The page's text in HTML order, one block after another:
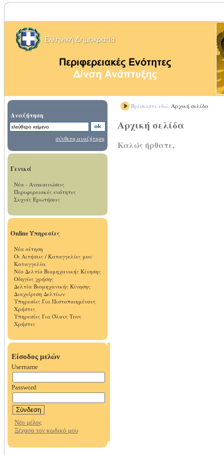
Αναζήτηση
σύνθετη αναζήτηση
Γενικά
Νέα - Ανακοινώσεις
Περιφερειακές ενότητες
Συχνές Ερωτήσεις
Online Υπηρεσίες
Νέα αίτηση
Οι Αιτήσεις / Καταγγελίες μου
Καταγγελία
Νέο Δελτίο Βιομηχανικής Κίνησης
Οδηγίες χρήσης
Δελτία Βιομηχανικής Κίνησης
Διαχείριση Δελτίων
Υπηρεσίες Για Πιστοποιημένους
Χρήστες
Υπηρεσίες Για Όλους Τους
Χρήστες
Βρίσκεστε εδώ: Αρχική σελίδα
Αρχική σελίδα
Καλώς ήρθατε,